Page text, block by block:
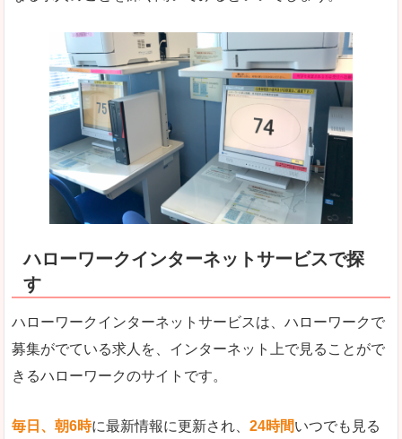
ハローワークインターネットサービスで探
す
ハローワークインターネットサービスは、ハローワークで
募集がでている求人を、インターネット上で見ることがで
きるハローワークのサイトです。
毎日、朝6時に最新情報に更新され、 24時間いつでも見る